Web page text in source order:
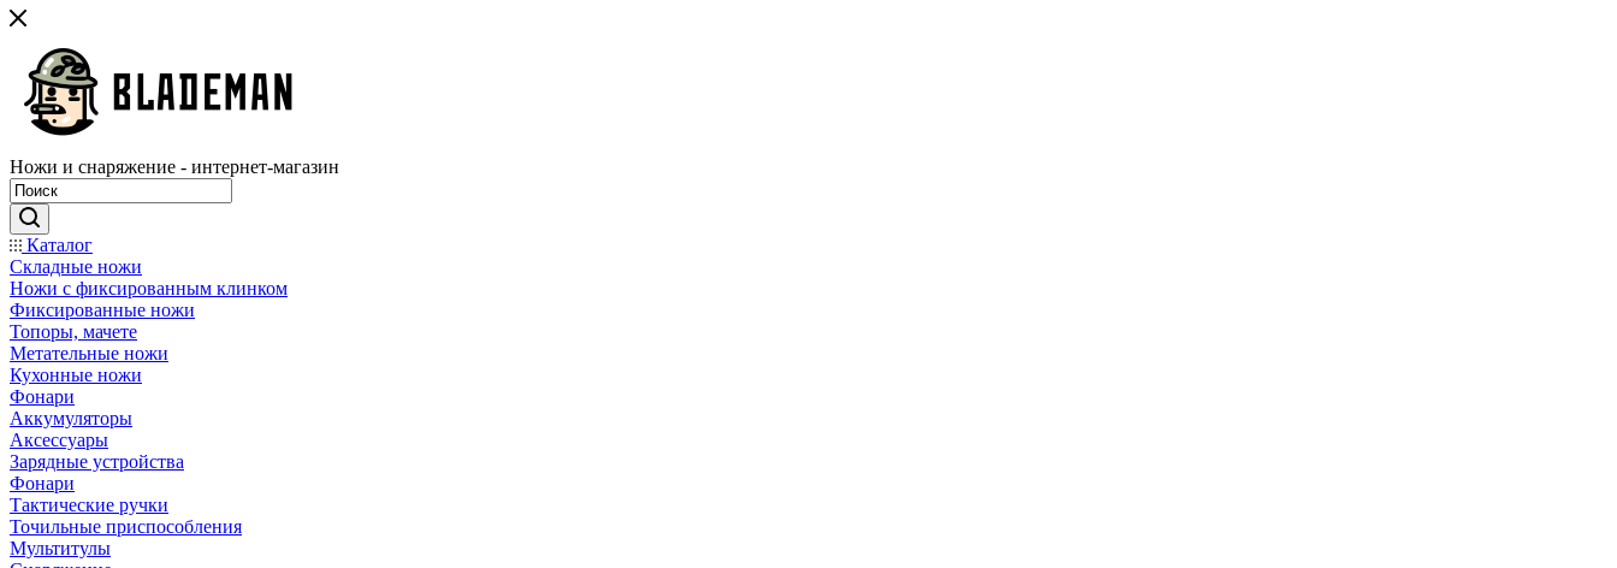
Ножи и снаряжение - интернет-магазин
Каталог
Складные ножи
Ножи с фиксированным клинком
Фиксированные ножи
Топоры, мачете
Метательные ножи
Кухонные ножи
Фонари
Аккумуляторы
Аксессуары
Зарядные устройства
Фонари
Тактические ручки
Точильные приспособления
Мультитулы